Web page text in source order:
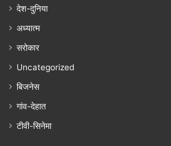
देश-दुनिया
अध्यात्म
सरोकार
Uncategorized
बिजनेस
गांव-देहात
टीवी-सिनेमा